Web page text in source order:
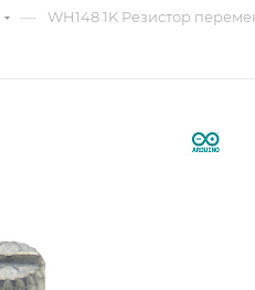
— WH148 1K Резистор